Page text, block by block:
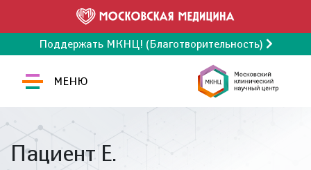
Поддержать МКНЦ! (Благотворительность)
МЕНЮ
Пациент Е.